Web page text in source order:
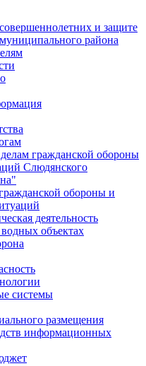
и защите
района
гражданской обороны
Слюдянского
обороны и
деятельность
объектах
системы
размещения
информационных